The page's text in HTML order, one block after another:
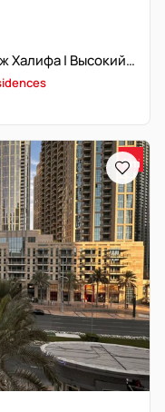
Угловая планировка | Вид на Бурж Халифа | Высокий-средний этаж